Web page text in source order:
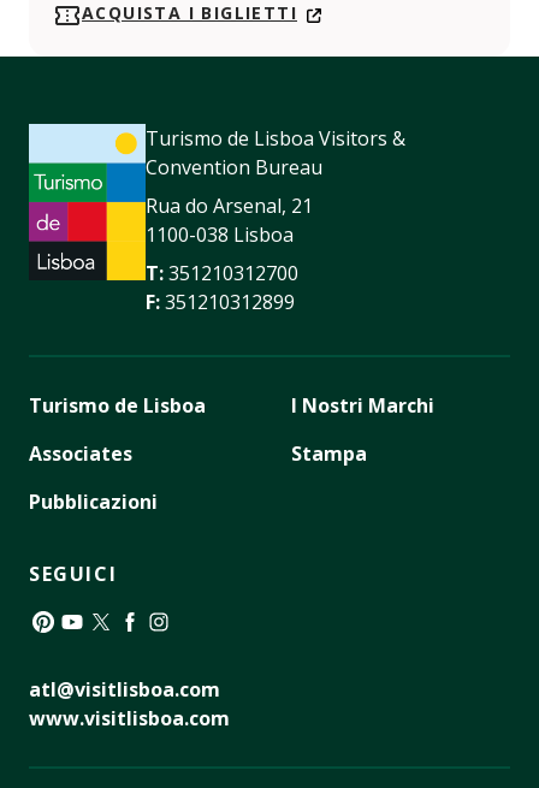
https://www.facebook.com/operafestlisboa/
https://www.youtube.com/channel/
https://www.instagram.com/
ACQUISTA I BIGLIETTI
Turismo de Lisboa Visitors &
Convention Bureau
Rua do Arsenal, 21
1100-038 Lisboa
T:351210312700
F:351210312899
Turismo de Lisboa
Associates
Pubblicazioni
I Nostri Marchi
Stampa
SEGUICI
atl@visitlisboa.com
www.visitlisboa.com